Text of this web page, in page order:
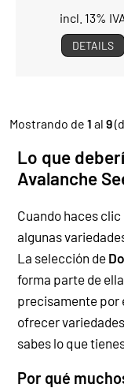
incl. 13%
DETAILS
Mostrando de 1 al 9
Lo que
Avalanche
Cuando haces clic
algunas
La selección de
forma parte de
precisamente por
ofrecer
sabes lo que
Por qué